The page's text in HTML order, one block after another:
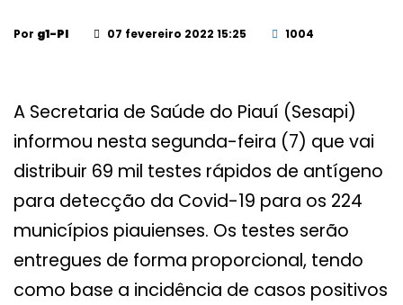
Por g1-PI 07 fevereiro 2022 15:25 1004
A Secretaria de Saúde do Piauí (Sesapi)
informou nesta segunda-feira (7) que vai
distribuir 69 mil testes rápidos de antígeno
para detecção da Covid-19 para os 224
municípios piauienses. Os testes serão
entregues de forma proporcional, tendo
como base a incidência de casos positivos